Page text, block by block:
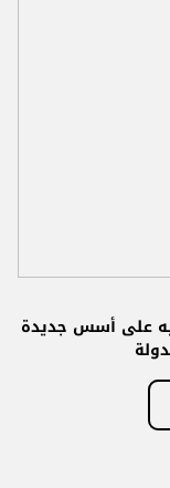
على أسس جديدة